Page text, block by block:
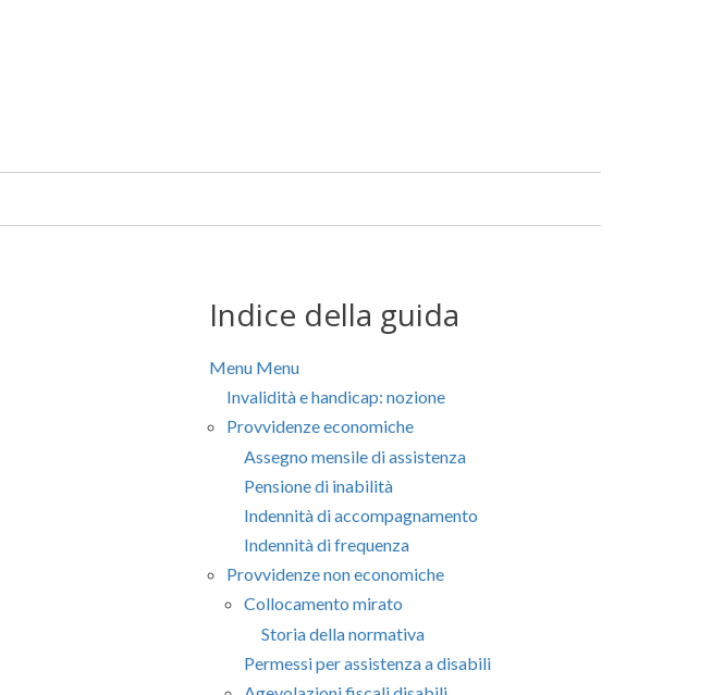
Indice della guida
Menu Menu
Invalidità e handicap: nozione
Provvidenze economiche
Assegno mensile di assistenza
Pensione di inabilità
Indennità di accompagnamento
Indennità di frequenza
Provvidenze non economiche
Collocamento mirato
Storia della normativa
Permessi per assistenza a disabili